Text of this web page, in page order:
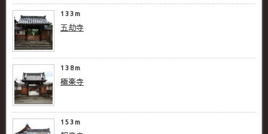
133m
五劫寺
138m
極楽寺
153m